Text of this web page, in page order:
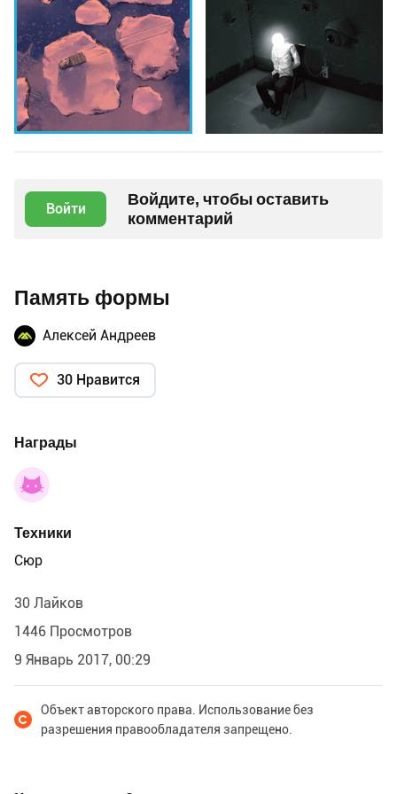
Войти
Войдите, чтобы оставить
комментарий
Память формы
Алексей Андреев
30 Нравится
Награды
Техники
Сюр
30 Лайков
1446 Просмотров
9 Январь 2017, 00:29
Объект авторского права. Использование без
разрешения правообладателя запрещено.